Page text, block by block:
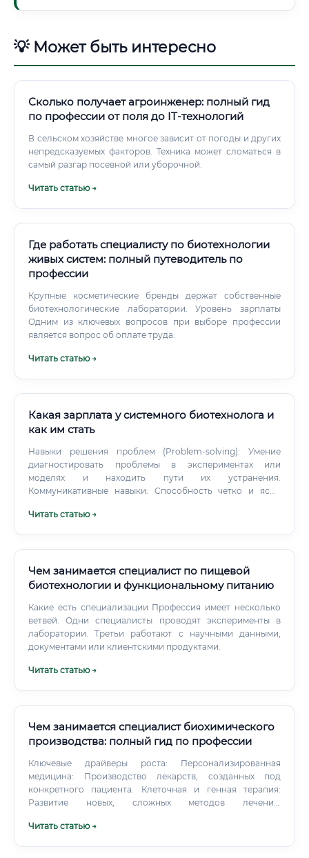
💡 Может быть интересно
Сколько получает агроинженер: полный гид
по профессии от поля до IT-технологий
В сельском хозяйстве многое зависит от погоды и других
непредсказуемых факторов. Техника может сломаться в
самый разгар посевной или уборочной.
Читать статью →
Где работать специалисту по биотехнологии
живых систем: полный путеводитель по
профессии
Крупные косметические бренды держат собственные
биотехнологические лаборатории. Уровень зарплаты
Одним из ключевых вопросов при выборе профессии
является вопрос об оплате труда.
Читать статью →
Какая зарплата у системного биотехнолога и
как им стать
Навыки решения проблем (Problem-solving): Умение
диагностировать проблемы в экспериментах или
моделях и находить пути их устранения.
Коммуникативные навыки: Способность четко и ясно
профильного образования.
Читать статью →
Чем занимается специалист по пищевой
биотехнологии и функциональному питанию
Какие есть специализации Профессия имеет несколько
ветвей. Одни специалисты проводят эксперименты в
лаборатории. Третьи работают с научными данными,
документами или клиентскими продуктами.
Читать статью →
Чем занимается специалист биохимического
производства: полный гид по профессии
Ключевые драйверы роста: Персонализированная
медицина: Производство лекарств, созданных под
конкретного пациента. Клеточная и генная терапия:
Развитие новых, сложных методов лечения.
биоразлагаемых пластиков.
Читать статью →